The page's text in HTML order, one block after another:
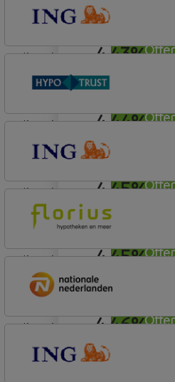
4,43%
Allianz
lineair
4,44%
Basistarief
lineair
4,45%
Elan Plus
lineair
4,45%
ING Bank
Basistarief
lineair
4,46%
Profijt twaalf
lineair
Nationale Nederlanden